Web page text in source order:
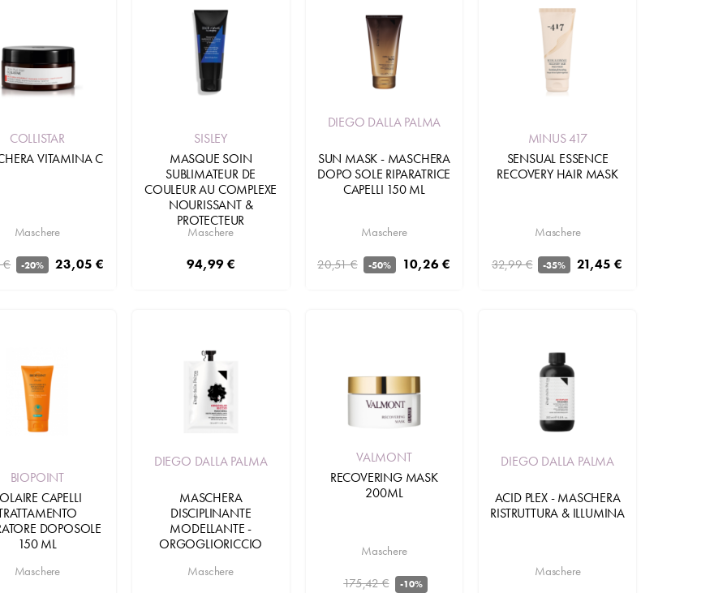
COLLISTAR
VITAMINA C
Maschere
€
-20% 23,05 €
SISLEY
MASQUE SOIN
SUBLIMATEUR DE
COULEUR AU COMPLEXE
NOURISSANT &
PROTECTEUR
Maschere
94,99 €
DIEGO DALLA PALMA
SUN MASK - MASCHERA
DOPO SOLE RIPARATRICE
CAPELLI 150 ML
Maschere
20,51 €
-50% 10,26 €
MINUS 417
SENSUAL ESSENCE
RECOVERY HAIR MASK
Maschere
32,99 €
-35% 21,45 €
BIOPOINT
CAPELLI
DOPOSOLE
150 ML
Maschere
DIEGO DALLA PALMA
MASCHERA
DISCIPLINANTE
MODELLANTE -
ORGOGLIORICCIO
Maschere
VALMONT
RECOVERING MASK
200ML
Maschere
175,42 €
-10%
DIEGO DALLA PALMA
ACID PLEX - MASCHERA
RISTRUTTURA & ILLUMINA
Maschere